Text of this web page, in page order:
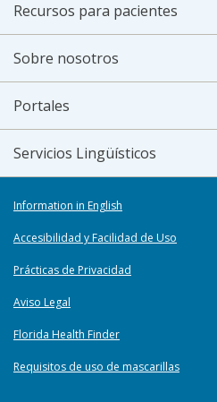
Recursos para pacientes
Sobre nosotros
Portales
Servicios Lingüísticos
Information in English
Accesibilidad y Facilidad de Uso
Prácticas de Privacidad
Aviso Legal
Florida Health Finder
Requisitos de uso de mascarillas